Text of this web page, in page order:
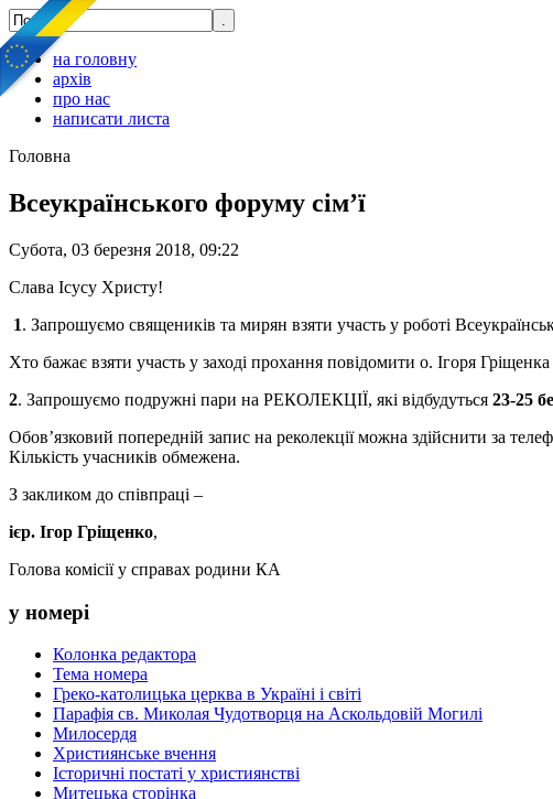
на головну
архів
про нас
написати листа
Головна
Всеукраїнського форуму сім’ї
Субота, 03 березня 2018, 09:22
Слава Ісусу Христу!
1. Запрошуємо священиків та мирян взяти участь у роботі
Хто бажає взяти участь у заході прохання повідомити о. Ігоря
2. Запрошуємо подружні пари на РЕКОЛЕКЦІЇ, які відбудуться 23-25
Обов’язковий попередній запис на реколекції можна здійснити за
Кількість учасників обмежена.
З закликом до співпраці –
ієр. Ігор Гріщенко,
Голова комісії у справах родини КА
у номері
Колонка редактора
Тема номера
Греко-католицька церква в Україні і світі
Парафія св. Миколая Чудотворця на Аскольдовій Могилі
Милосердя
Християнське вчення
Історичні постаті у християнстві
Митецька сторінка